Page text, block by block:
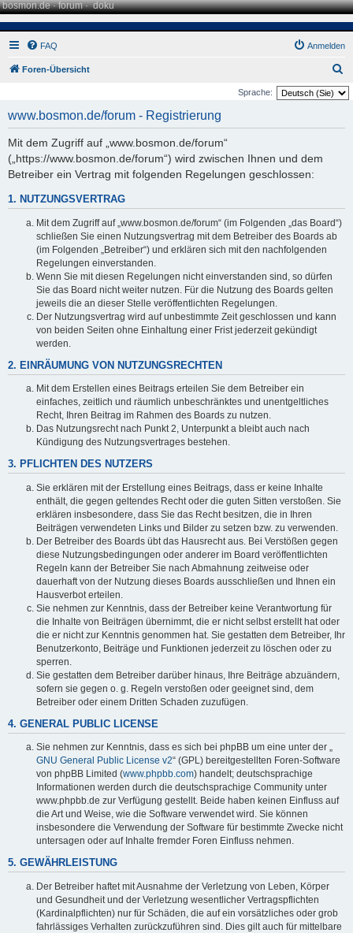
bosmon.de·forum·doku
FAQ Anmelden
Foren-Übersicht
u
Sprache:
www.bosmon.de/forum - Registrierung
Mit dem Zugriff auf „www.bosmon.de/forum“
(„https://www.bosmon.de/forum“) wird zwischen Ihnen und dem
Betreiber ein Vertrag mit folgenden Regelungen geschlossen:
1. NUTZUNGSVERTRAG
Mit dem Zugriff auf „www.bosmon.de/forum“ (im Folgenden „das Board“)
schließen Sie einen Nutzungsvertrag mit dem Betreiber des Boards ab
(im Folgenden „Betreiber“) und erklären sich mit den nachfolgenden
Regelungen einverstanden.
Wenn Sie mit diesen Regelungen nicht einverstanden sind, so dürfen
Sie das Board nicht weiter nutzen. Für die Nutzung des Boards gelten
jeweils die an dieser Stelle veröffentlichten Regelungen.
Der Nutzungsvertrag wird auf unbestimmte Zeit geschlossen und kann
von beiden Seiten ohne Einhaltung einer Frist jederzeit gekündigt
werden.
2. EINRÄUMUNG VON NUTZUNGSRECHTEN
Mit dem Erstellen eines Beitrags erteilen Sie dem Betreiber ein
einfaches, zeitlich und räumlich unbeschränktes und unentgeltliches
Recht, Ihren Beitrag im Rahmen des Boards zu nutzen.
Das Nutzungsrecht nach Punkt 2, Unterpunkt a bleibt auch nach
Kündigung des Nutzungsvertrages bestehen.
3. PFLICHTEN DES NUTZERS
Sie erklären mit der Erstellung eines Beitrags, dass er keine Inhalte
enthält, die gegen geltendes Recht oder die guten Sitten verstoßen. Sie
erklären insbesondere, dass Sie das Recht besitzen, die in Ihren
Beiträgen verwendeten Links und Bilder zu setzen bzw. zu verwenden.
Der Betreiber des Boards übt das Hausrecht aus. Bei Verstößen gegen
diese Nutzungsbedingungen oder anderer im Board veröffentlichten
Regeln kann der Betreiber Sie nach Abmahnung zeitweise oder
dauerhaft von der Nutzung dieses Boards ausschließen und Ihnen ein
Hausverbot erteilen.
Sie nehmen zur Kenntnis, dass der Betreiber keine Verantwortung für
die Inhalte von Beiträgen übernimmt, die er nicht selbst erstellt hat oder
die er nicht zur Kenntnis genommen hat. Sie gestatten dem Betreiber, Ihr
Benutzerkonto, Beiträge und Funktionen jederzeit zu löschen oder zu
sperren.
Sie gestatten dem Betreiber darüber hinaus, Ihre Beiträge abzuändern,
sofern sie gegen o. g. Regeln verstoßen oder geeignet sind, dem
Betreiber oder einem Dritten Schaden zuzufügen.
4. GENERAL PUBLIC LICENSE
Sie nehmen zur Kenntnis, dass es sich bei phpBB um eine unter der „
GNU General Public License v2“ (GPL) bereitgestellten Foren-Software
von phpBB Limited (www.phpbb.com) handelt; deutschsprachige
Informationen werden durch die deutschsprachige Community unter
www.phpbb.de zur Verfügung gestellt. Beide haben keinen Einfluss auf
die Art und Weise, wie die Software verwendet wird. Sie können
insbesondere die Verwendung der Software für bestimmte Zwecke nicht
untersagen oder auf Inhalte fremder Foren Einfluss nehmen.
5. GEWÄHRLEISTUNG
Der Betreiber haftet mit Ausnahme der Verletzung von Leben, Körper
und Gesundheit und der Verletzung wesentlicher Vertragspflichten
(Kardinalpflichten) nur für Schäden, die auf ein vorsätzliches oder grob
fahrlässiges Verhalten zurückzuführen sind. Dies gilt auch für mittelbare